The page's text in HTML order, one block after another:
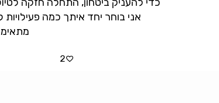
אני בוחר יחד איתך כמה פעילויות
2